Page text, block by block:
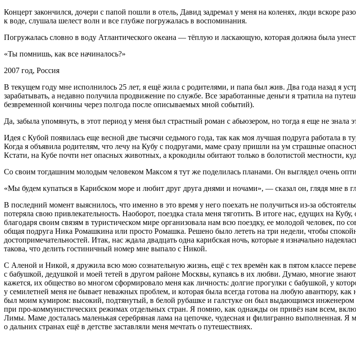
Концерт закончился, дочери с папой пошли в отель, Давид задремал у меня на коленях, люди вскоре
к воде, слушала шелест волн и все глубже погружалась в воспоминания.
Погружалась словно в воду Атлантического океана — тёплую и ласкающую, которая должна была
«Ты помнишь, как все начиналось?»
2007 год, Россия
В текущем году мне исполнилось 25 лет, я ещё жила с родителями, и папа был жив. Два года назад я
зарабатывать, а недавно получила продвижение по службе. Все заработанные деньги я тратила на
безвременной кончины через полгода после описываемых мной событий).
Да, забыла упомянуть, в этот период у меня был страстный роман с абьюзером, но тогда я еще не знала
Идея с Кубой появилась еще весной две тысячи седьмого года, так как моя лучшая подруга работала в
Когда я объявила родителям, что лечу на Кубу с подругами, маме сразу пришли на ум страшные
Кстати, на Кубе почти нет опасных животных, а крокодилы обитают только в болотистой местности,
Со своим тогдашним молодым человеком Максом я тут же поделилась планами. Он выглядел очень
«Мы будем купаться в Карибском море и любит друг друга днями и ночами», — сказал он, глядя мне в
В последний момент выяснилось, что именно в это время у него поехать не получиться из-за
потеряла свою привлекательность. Наоборот, поездка стала меня тяготить. В итоге нас, едущих на
благодаря своим связям в туристическом мире организовала нам всю поездку, ее молодой человек, по
общая подруга Ника Ромашкина или просто Ромашка. Решено было лететь на три недели, чтобы
достопримечательностей. Итак, нас ждала двадцать одна карибская ночь, которые я изначально
такова, что делить гостиничный номер мне выпало с Никой.
С Аленой и Никой, я дружила всю мою сознательную жизнь, ещё с тех времён как в пятом классе
с бабушкой, дедушкой и моей тетей в другом районе Москвы, купаясь в их любви. Думаю, многие
кажется, их общество во многом сформировало меня как личность: долгие прогулки с бабушкой, у
у семилетней меня не бывает неважных проблем, и которая была всегда готова на любую авантюру,
был моим кумиром: высокий, подтянутый, в белой рубашке и галстуке он был выдающимся инженером
при про-коммунистических режимах отдельных стран. Я помню, как однажды он привёз нам всем,
Лимы. Маме досталась маленькая серебряная лама на цепочке, чудесная и филигранно выполненная. Я
о дальних странах ещё в детстве заставляли меня мечтать о путешествиях.